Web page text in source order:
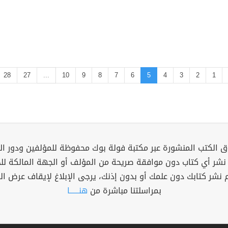
1
2
3
4
5
6
7
8
9
10
...
27
28
الكتب المنشورة عبر مكتبة فولة بوك محفوظة للمؤلفين ودور
نشر أي كتاب دون موافقة صريحة من المؤلف أو الجهة المالكة
نشر كتابك دون علمك أو بدون إذنك، يرجى الإبلاغ لإيقاف عرض
بمراسلتنا مباشرة من هنــــــا